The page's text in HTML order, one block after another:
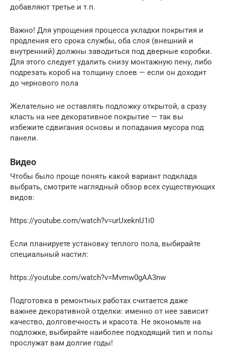
добавляют третье и т.п.
Важно! Для упрощения процесса укладки покрытия и
продления его срока службы, оба слоя (внешний и
внутренний) должны заводиться под дверные коробки.
Для этого следует удалить снизу монтажную пену, либо
подрезать короб на толщину слоев — если он доходит
до чернового пола
Желательно не оставлять подложку открытой, а сразу
класть на нее декоративное покрытие — так вы
избежите сдвигания основы и попадания мусора под
панели.
Видео
Чтобы было проще понять какой вариант подклада
выбрать, смотрите наглядный обзор всех существующих
видов:
https://youtube.com/watch?v=urUxeknU1i0
Если планируете установку теплого пола, выбирайте
специальный настил:
https://youtube.com/watch?v=Mvmw0gAA3nw
Подготовка в ремонтных работах считается даже
важнее декоративной отделки: именно от нее зависит
качество, долговечность и красота. Не экономьте на
подложке, выбирайте наиболее подходящий тип и полы
прослужат вам долгие годы!